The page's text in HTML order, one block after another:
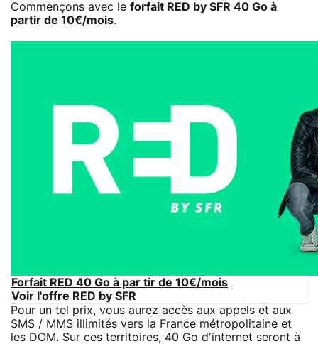
Commençons avec le forfait RED by SFR 40 Go à
partir de 10€/mois.
Forfait RED 40 Go à par tir de 10€/mois
Voir l'offre RED by SFR
Pour un tel prix, vous aurez accès aux appels et aux
SMS / MMS illimités vers la France métropolitaine et
les DOM. Sur ces territoires, 40 Go d'internet seront à